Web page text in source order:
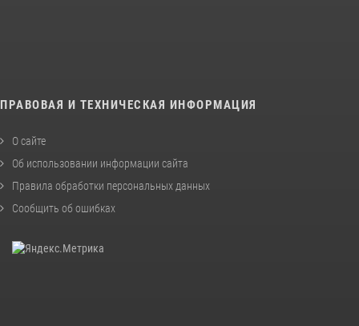
ПРАВОВАЯ И ТЕХНИЧЕСКАЯ ИНФОРМАЦИЯ
О сайте
Об использовании информации сайта
Правила обработки персональных данных
Сообщить об ошибках